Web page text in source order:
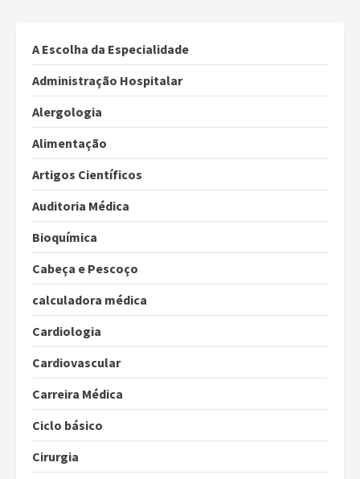
A Escolha da Especialidade
Administração Hospitalar
Alergologia
Alimentação
Artigos Científicos
Auditoria Médica
Bioquímica
Cabeça e Pescoço
calculadora médica
Cardiologia
Cardiovascular
Carreira Médica
Ciclo básico
Cirurgia